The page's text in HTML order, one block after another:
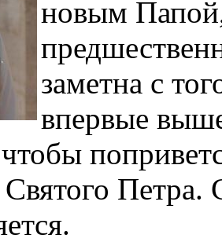
новым
заметна с
впервые